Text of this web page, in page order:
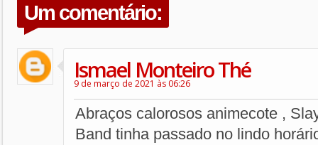
Um comentário:
Ismael Monteiro Thé
9 de março de 2021 às 06:26
Abraços calorosos animecote ,
Band tinha passado no lindo